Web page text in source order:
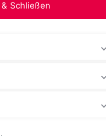
Schließen